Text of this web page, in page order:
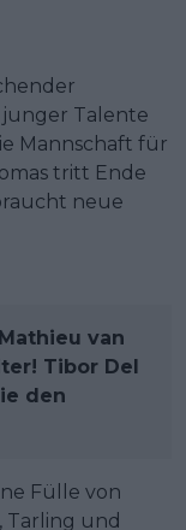
Talente
Mannschaft für
tritt Ende
neue
van
Tibor Del
den
Fülle von
Tarling und